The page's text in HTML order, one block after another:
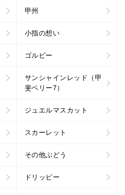
甲州
小指の想い
ゴルビー
サンシャインレッド（甲
斐ベリー7）
ジュエルマスカット
スカーレット
その他ぶどう
ドリッピー